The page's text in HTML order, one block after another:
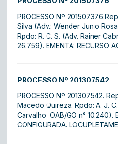
PROCESSO Nº
Silva (Adv.: Wender Junio Rosa
Rpdo: R. C. S. (Adv. Rainer
26.759). EMENTA: RECURSO
PROCESSO Nº 201307542
PROCESSO Nº 201307542.
Macedo Quireza. Rpdo: A. J.
Carvalho  OAB/GO n° 10.240).
CONFIGURADA.